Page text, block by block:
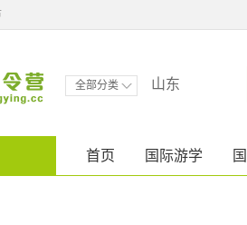
山东
全部分类
首页 国际游学